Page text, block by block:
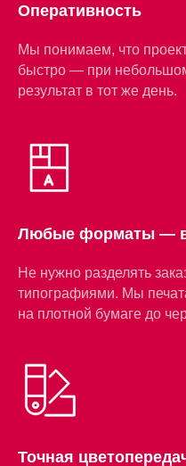
Оперативность
Мы понимаем, что
быстро — при
результат в тот же день.
Любые форматы — в
Не нужно разделять
типографиями. Мы
на плотной бумаге до
Точная